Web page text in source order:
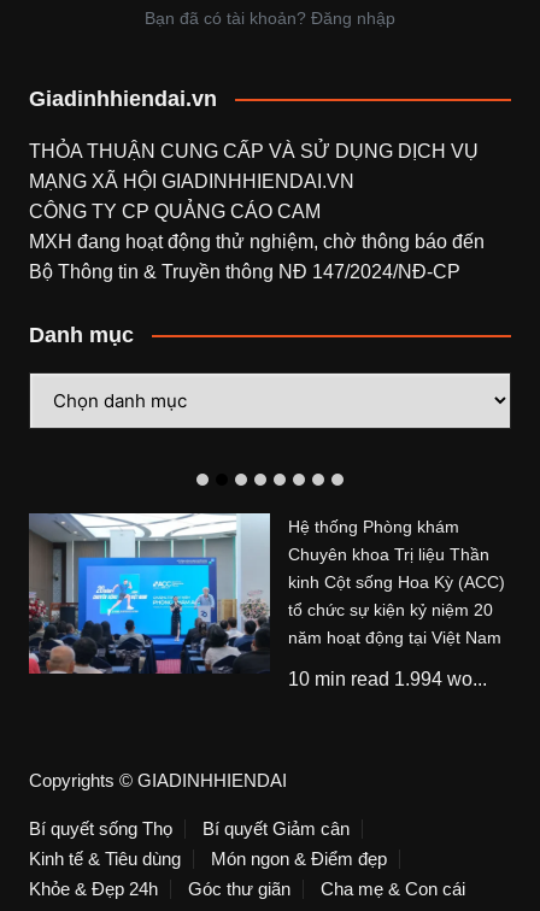
Bạn đã có tài khoản? Đăng nhập
Giadinhhiendai.vn
THỎA THUẬN CUNG CẤP VÀ SỬ DỤNG DỊCH VỤ
MẠNG XÃ HỘI GIADINHHIENDAI.VN
CÔNG TY CP QUẢNG CÁO CAM
MXH đang hoạt động thử nghiệm, chờ thông báo đến
Bộ Thông tin & Truyền thông NĐ 147/2024/NĐ-CP
Danh mục
mục
Hệ thống Phòng khám
Chuyên khoa Trị liệu Thần
kinh Cột sống Hoa Kỳ (ACC)
tổ chức sự kiện kỷ niệm 20
năm hoạt động tại Việt Nam
10 min read 1.994 wo...
Copyrights © GIADINHHIENDAI
Bí quyết sống Thọ
Bí quyết Giảm cân
Kinh tế & Tiêu dùng
Món ngon & Điểm đẹp
Khỏe & Đẹp 24h
Góc thư giãn Cha mẹ & Con cái